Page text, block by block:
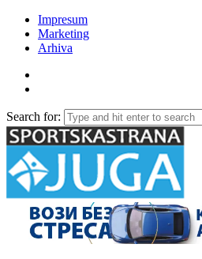
Impresum
Marketing
Arhiva
Search for: